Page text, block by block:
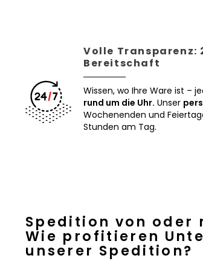
Volle Transparenz:
Bereitschaft
Wissen, wo Ihre Ware ist –
rund um die Uhr. Unser
Wochenenden und
Stunden am Tag.
Spedition von oder
Wie profitieren
unserer Spedition?